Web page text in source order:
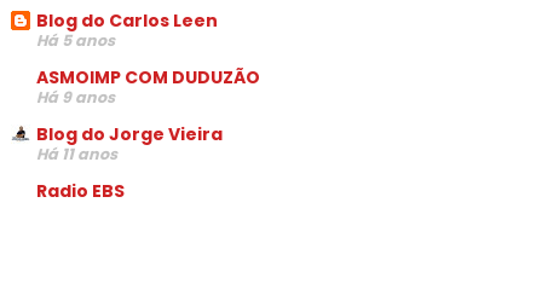
Blog do Carlos Leen
Há 5 anos
ASMOIMP COM DUDUZÃO
Há 9 anos
Blog do Jorge Vieira
Há 11 anos
Radio EBS